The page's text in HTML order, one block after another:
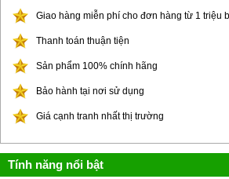
Giao hàng miễn phí cho đơn hàng từ 1 triệu
Thanh toán thuận tiện
Sản phẩm 100% chính hãng
Bảo hành tại nơi sử dụng
Giá cạnh tranh nhất thị trường
Tính năng nổi bật